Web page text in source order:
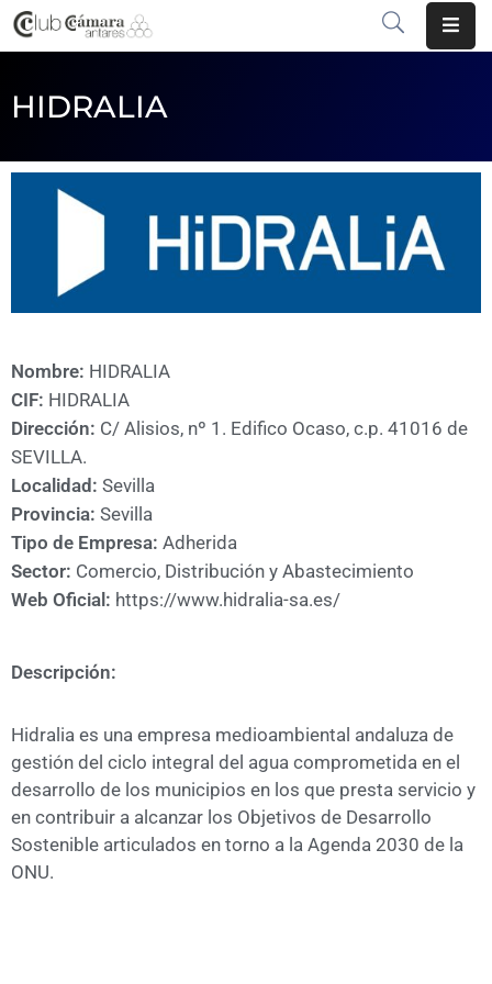
INICIO
ES?
NEGOCIOS
COMUNICACIÓN
EMPRESAS
VOLVER
A
CÁMARA
HIDRALIA
Nombre: HIDRALIA
CIF: HIDRALIA
Dirección: C/ Alisios, nº 1. Edifico Ocaso, c.p. 41016 de
SEVILLA.
Localidad: Sevilla
Provincia: Sevilla
Tipo de Empresa: Adherida
Sector: Comercio, Distribución y Abastecimiento
Web Oficial: https://www.hidralia-sa.es/
Descripción:
Hidralia es una empresa medioambiental andaluza de
gestión del ciclo integral del agua comprometida en el
desarrollo de los municipios en los que presta servicio y
en contribuir a alcanzar los Objetivos de Desarrollo
Sostenible articulados en torno a la Agenda 2030 de la
ONU.